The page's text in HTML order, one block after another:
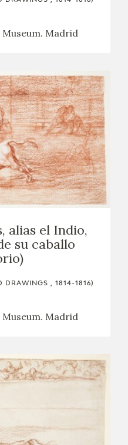
Madrid
alias el Indio,
su caballo
DRAWINGS , 1814-1816)
Madrid